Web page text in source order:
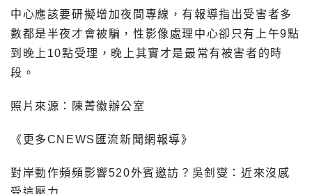
中心應該要研擬增加夜間專線，有報導指出受害者多
數都是半夜才會被騙，性影像處理中心卻只有上午9點
到晚上10點受理，晚上其實才是最常有被害者的時
段。
照片來源：陳菁徽辦公室
《更多CNEWS匯流新聞網報導》
對岸動作頻頻影響520外賓邀訪？吳釗燮：近來沒感